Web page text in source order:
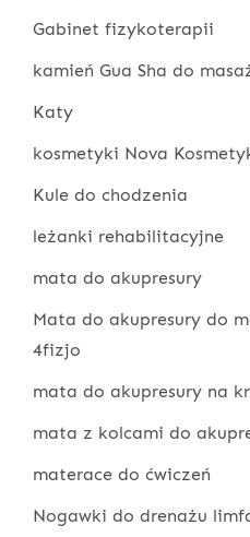
Gabinet fizykoterapii
kamień Gua Sha do
Katy
kosmetyki Nova
Kule do chodzenia
leżanki rehabilitacyjne
mata do akupresury
Mata do akupresury do
4fizjo
mata do akupresury na
mata z kolcami do
materace do ćwiczeń
Nogawki do drenażu